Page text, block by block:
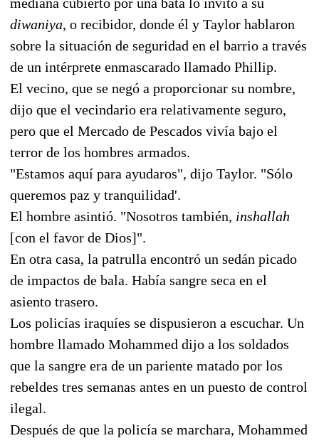
diwaniya, o recibidor, donde él y Taylor hablaron
sobre la situación de seguridad en el barrio a través
de un intérprete enmascarado llamado Phillip.
El vecino, que se negó a proporcionar su nombre,
dijo que el vecindario era relativamente seguro,
pero que el Mercado de Pescados vivía bajo el
terror de los hombres armados.
"Estamos aquí para ayudaros", dijo Taylor. "Sólo
queremos paz y tranquilidad'.
El hombre asintió. "Nosotros también, inshallah
[con el favor de Dios]".
En otra casa, la patrulla encontró un sedán picado
de impactos de bala. Había sangre seca en el
asiento trasero.
Los policías iraquíes se dispusieron a escuchar. Un
hombre llamado Mohammed dijo a los soldados
que la sangre era de un pariente matado por los
rebeldes tres semanas antes en un puesto de control
ilegal.
Después de que la policía se marchara, Mohammed